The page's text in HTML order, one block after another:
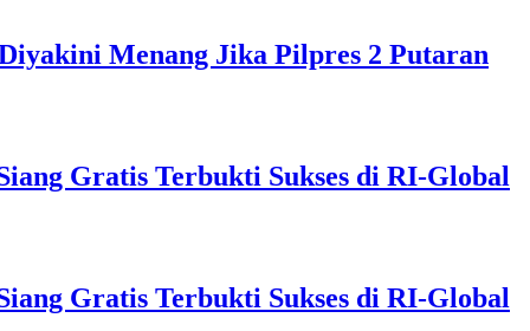
Menang Jika Pilpres 2 Putaran
Gratis Terbukti Sukses di RI-Global
Gratis Terbukti Sukses di RI-Global